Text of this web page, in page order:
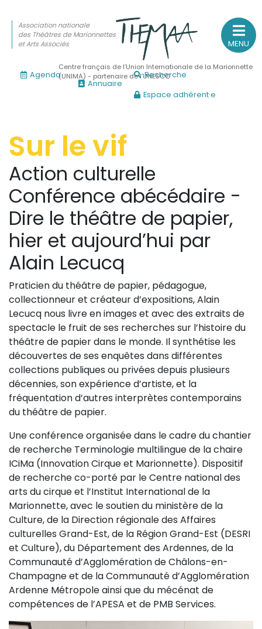
Sur le feu
(Actualités, annonces, vie professionnelle)
Sur le vif
(Agenda, spectacles, événements des adhérents)
Sur le fond
(Fonctionnement, gouvernance, groupes de travail,
Sur le terrain
(Portraits, actions, collaborations)
Sur l’étagère
(Documents, études, publications)
MENU
Association nationale
des Théâtres de Marionnettes
et Arts Associés
Centre français de l’Union Internationale de la Marionnette
(UNIMA) - partenaire de l’UNESCO
Agenda
Annuaire
Recherche
Espace adhérent·e
Sur le vif
Action culturelle
Conférence abécédaire -
Dire le théâtre de papier,
hier et aujourd’hui par
Alain Lecucq
Praticien du théâtre de papier, pédagogue,
collectionneur et créateur d’expositions, Alain
Lecucq nous livre en images et avec des extraits de
spectacle le fruit de ses recherches sur l’histoire du
théâtre de papier dans le monde. Il synthétise les
découvertes de ses enquêtes dans différentes
collections publiques ou privées depuis plusieurs
décennies, son expérience d’artiste, et la
fréquentation d’autres interprètes contemporains
du théâtre de papier.
Une conférence organisée dans le cadre du chantier
de recherche Terminologie multilingue de la chaire
ICiMa (Innovation Cirque et Marionnette). Dispositif
de recherche co-porté par le Centre national des
arts du cirque et l’Institut International de la
Marionnette, avec le soutien du ministère de la
Culture, de la Direction régionale des Affaires
culturelles Grand-Est, de la Région Grand-Est (DESRI
et Culture), du Département des Ardennes, de la
Communauté d’Agglomération de Châlons-en-
Champagne et de la Communauté d’Agglomération
Ardenne Métropole ainsi que du mécénat de
compétences de l’APESA et de PMB Services.